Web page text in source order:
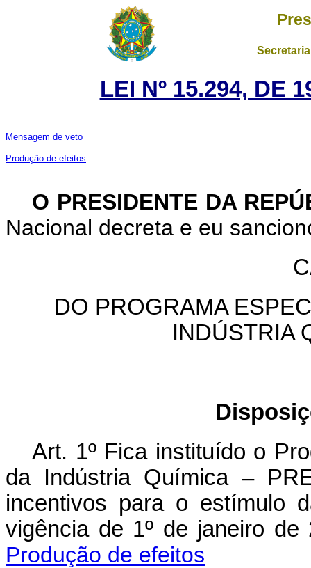
LEI Nº 15.294, DE
Mensagem de veto
Produção de efeitos
O PRESIDENTE DA
Nacional decreta e eu
DO PROGRAMA
INDÚSTRIA
Art. 1º Fica instituído o
da Indústria Química –
incentivos para o estímulo
vigência de 1º de janeiro
Produção de efeitos